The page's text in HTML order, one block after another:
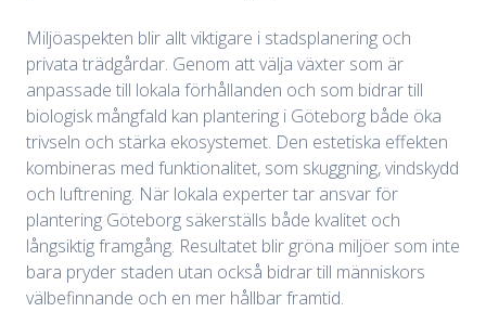
Miljöaspekten blir allt viktigare i stadsplanering och
privata trädgårdar. Genom att välja växter som är
anpassade till lokala förhållanden och som bidrar till
biologisk mångfald kan plantering i Göteborg både öka
trivseln och stärka ekosystemet. Den estetiska effekten
kombineras med funktionalitet, som skuggning, vindskydd
och luftrening. När lokala experter tar ansvar för
plantering Göteborg säkerställs både kvalitet och
långsiktig framgång. Resultatet blir gröna miljöer som inte
bara pryder staden utan också bidrar till människors
välbefinnande och en mer hållbar framtid.